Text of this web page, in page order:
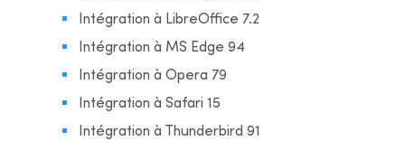
Intégration à LibreOffice 7.2
Intégration à MS Edge 94
Intégration à Opera 79
Intégration à Safari 15
Intégration à Thunderbird 91